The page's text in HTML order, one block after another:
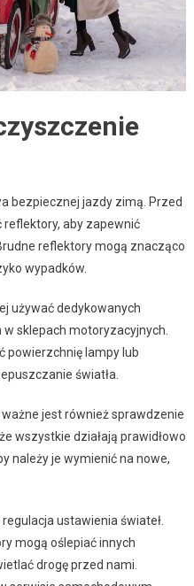
bezpiecznej jazdy zimą. Przed
reflektory, aby zapewnić
reflektory mogą znacząco
wypadków.
używać dedykowanych
sklepach motoryzacyjnych.
powierzchnię lampy lub
światła.
jest również sprawdzenie
wszystkie działają prawidłowo
należy je wymienić na nowe,
ustawienia świateł.
mogą oślepiać innych
drogę przed nami.